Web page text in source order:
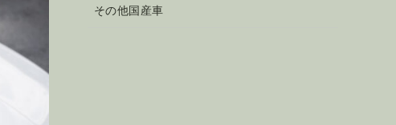
その他国産車